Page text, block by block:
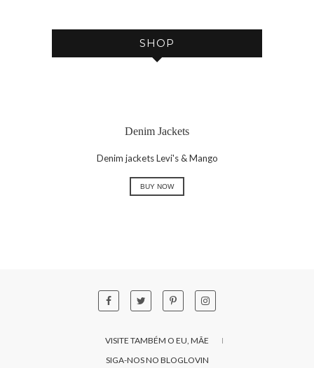
SHOP
Denim Jackets
Denim jackets Levi's & Mango
BUY NOW
VISITE TAMBÉM O EU, MÃE
SIGA-NOS NO BLOGLOVIN